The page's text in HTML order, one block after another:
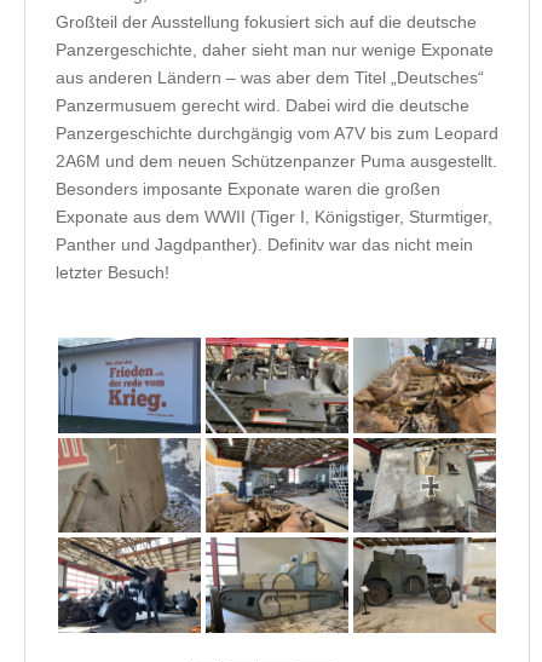
Großteil der Ausstellung fokusiert sich auf die deutsche
Panzergeschichte, daher sieht man nur wenige Exponate
aus anderen Ländern – was aber dem Titel „Deutsches“
Panzermusuem gerecht wird. Dabei wird die deutsche
Panzergeschichte durchgängig vom A7V bis zum Leopard
2A6M und dem neuen Schützenpanzer Puma ausgestellt.
Besonders imposante Exponate waren die großen
Exponate aus dem WWII (Tiger I, Königstiger, Sturmtiger,
Panther und Jagdpanther). Definitv war das nicht mein
letzter Besuch!